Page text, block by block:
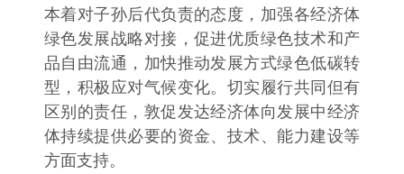
本着对子孙后代负责的态度，加强各经济体
绿色发展战略对接，促进优质绿色技术和产
品自由流通，加快推动发展方式绿色低碳转
型，积极应对气候变化。切实履行共同但有
区别的责任，敦促发达经济体向发展中经济
体持续提供必要的资金、技术、能力建设等
方面支持。